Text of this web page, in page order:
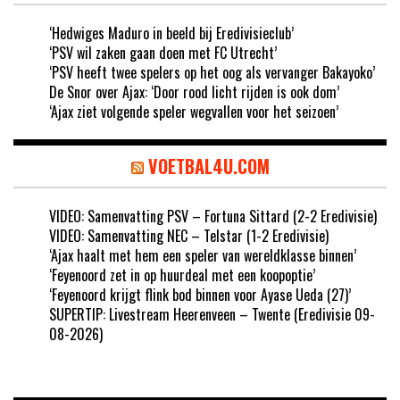
‘Hedwiges Maduro in beeld bij Eredivisieclub’
‘PSV wil zaken gaan doen met FC Utrecht’
‘PSV heeft twee spelers op het oog als vervanger Bakayoko’
De Snor over Ajax: ‘Door rood licht rijden is ook dom’
‘Ajax ziet volgende speler wegvallen voor het seizoen’
VOETBAL4U.COM
VIDEO: Samenvatting PSV – Fortuna Sittard (2-2 Eredivisie)
VIDEO: Samenvatting NEC – Telstar (1-2 Eredivisie)
‘Ajax haalt met hem een speler van wereldklasse binnen’
‘Feyenoord zet in op huurdeal met een koopoptie’
‘Feyenoord krijgt flink bod binnen voor Ayase Ueda (27)’
SUPERTIP: Livestream Heerenveen – Twente (Eredivisie 09-
08-2026)